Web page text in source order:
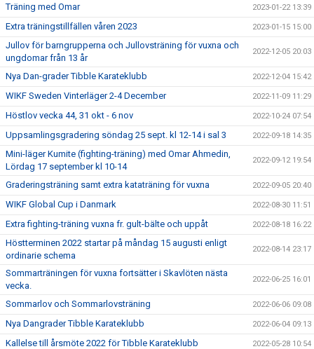
Träning med Omar 2023-01-22 13:39
Extra träningstillfällen våren 2023 2023-01-15 15:00
Jullov för barngrupperna och Jullovsträning för vuxna och
ungdomar från 13 år
2022-12-05 20:03
Nya Dan-grader Tibble Karateklubb 2022-12-04 15:42
WIKF Sweden Vinterläger 2-4 December 2022-11-09 11:29
Höstlov vecka 44, 31 okt - 6 nov 2022-10-24 07:54
Uppsamlingsgradering söndag 25 sept. kl 12-14 i sal 3 2022-09-18 14:35
Mini-läger Kumite (fighting-träning) med Omar Ahmedin,
Lördag 17 september kl 10-14
2022-09-12 19:54
Graderingsträning samt extra kataträning för vuxna 2022-09-05 20:40
WIKF Global Cup i Danmark 2022-08-30 11:51
Extra fighting-träning vuxna fr. gult-bälte och uppåt 2022-08-18 16:22
Höstterminen 2022 startar på måndag 15 augusti enligt
ordinarie schema
2022-08-14 23:17
Sommarträningen för vuxna fortsätter i Skavlöten nästa
vecka.
2022-06-25 16:01
Sommarlov och Sommarlovsträning 2022-06-06 09:08
Nya Dangrader Tibble Karateklubb 2022-06-04 09:13
Kallelse till årsmöte 2022 för Tibble Karateklubb 2022-05-28 10:54